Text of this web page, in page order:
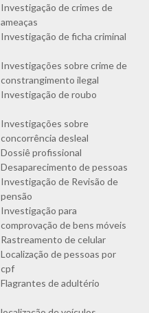
Investigação de crimes de
ameaças
Investigação de ficha criminal
Investigações sobre crime de
constrangimento ilegal
Investigação de roubo
Investigações sobre
concorrência desleal
Dossiê profissional
Desaparecimento de pessoas
Investigação de Revisão de
pensão
Investigação para
comprovação de bens móveis
Rastreamento de celular
Localização de pessoas por
cpf
Flagrantes de adultério